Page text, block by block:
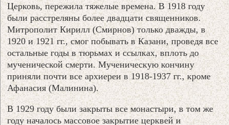
Церковь, пережила тяжелые времена. В 1918 году
были расстреляны более двадцати священников.
Митрополит Кирилл (Смирнов) только дважды, в
1920 и 1921 гг., смог побывать в Казани, проведя все
остальные годы в тюрьмах и ссылках, вплоть до
мученической смерти. Мученическую кончину
приняли почти все архиереи в 1918-1937 гг., кроме
Афанасия (Малинина).
В 1929 году были закрыты все монастыри, в том же
году началось массовое закрытие церквей и